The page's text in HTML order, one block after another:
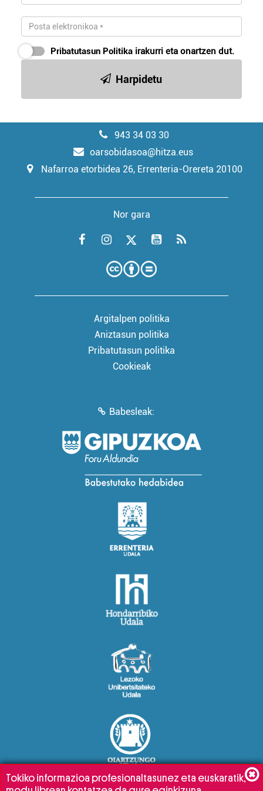
Pribatutasun Politika irakurri eta onartzen dut.
Harpidetu
943 34 03 30
oarsobidasoa@hitza.eus
Nafarroa etorbidea 26, Errenteria-Orereta 20100
Nor gara
Argitalpen politika
Aniztasun politika
Pribatutasun politika
Cookieak
Babesleak:
Tokiko informazioa profesionaltasunez eta euskaratik,